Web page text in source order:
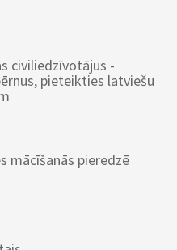
civiliedzīvotājus -
pieteikties latviešu
mācīšanās pieredzē